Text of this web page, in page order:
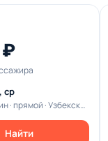
₽
ср
2 ч 50 мин · прямой · Узбекские авиалинии
Найти